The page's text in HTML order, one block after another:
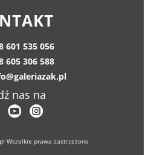
601 535 056
605 306 588
nas na
Wszelkie prawa zastrzeżone